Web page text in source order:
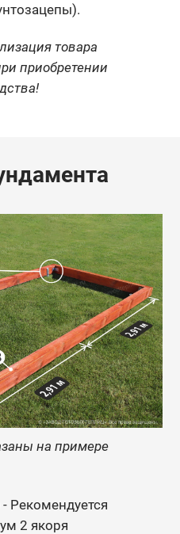
товара
приобретении
на примере
Рекомендуется
2 якоря